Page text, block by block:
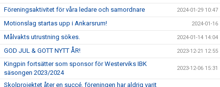
Föreningsaktivitet för våra ledare och samordnare 2024-01-29 10:47
Motionslag startas upp i Ankarsrum! 2024-01-16
Målvakts utrustning sökes. 2024-01-14 14:04
GOD JUL & GOTT NYTT ÅR! 2023-12-21 12:55
Kingpin fortsätter som sponsor för Westerviks IBK
säsongen 2023/2024
2023-12-06 15:31
Skolprojektet åter en succé, föreningen har aldrig varit